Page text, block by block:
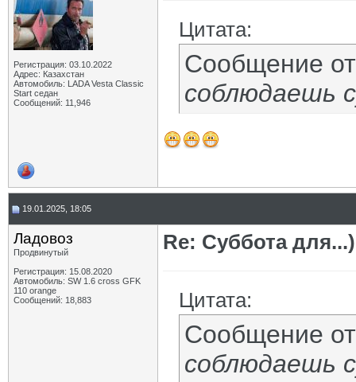
Регистрация: 03.10.2022
Адрес: Казахстан
Автомобиль: LADA Vesta Classic
Start седан
Сообщений: 11,946
Цитата:
Сообщение
соблюдаешь
19.01.2025, 18:05
Ладовоз
Продвинутый
Регистрация: 15.08.2020
Автомобиль: SW 1.6 cross GFK
110 orange
Сообщений: 18,883
Re: Суббота для...)
Цитата:
Сообщение
соблюдаешь